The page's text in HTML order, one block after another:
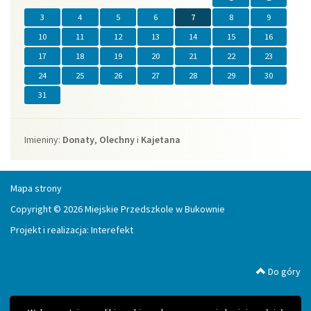
3
4 5 6 7 8
9
10
11 12 13 14 15
16
17
18 19 20 21 22
23
24
25 26 27 28 29
30
31
Imieniny
Imieniny: Donaty, Olechnyi Kajetana
Mapa strony
Copyright © 2026 Miejskie Przedszkole w Bukownie
Projekt i realizacja: Interefekt
Do góry